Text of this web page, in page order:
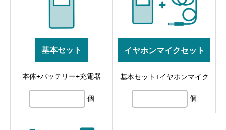
基本セット
本体+バッテリー+充電器
個
イヤホンマイクセット
基本セット+イヤホンマイク
個